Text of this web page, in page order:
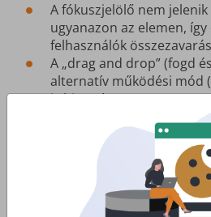
A fókuszjelölő nem
ugyanazon az elemen,
felhasználók
A „drag and drop” (fogd
alternatív működési mód
is biztosított.
Az interaktív elemek (pl.
célfelülete legalább
A segítségnyújtási
ügyfélszolgálat,
könnyen elérhetőek és